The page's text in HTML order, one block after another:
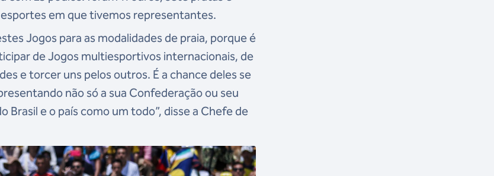
em que tivemos representantes.
Jogos para as modalidades de praia, porque é
de Jogos multiesportivos internacionais, de
e torcer uns pelos outros. É a chance deles se
não só a sua Confederação ou seu
e o país como um todo”, disse a Chefe de